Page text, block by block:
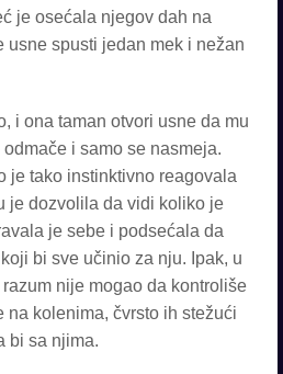
je osećala njegov dah na
usne spusti jedan mek i nežan
i ona taman otvori usne da mu
i samo se nasmeja.
je tako instinktivno reagovala
je dozvolila da vidi koliko je
je sebe i podsećala da
bi sve učinio za nju. Ipak, u
nije mogao da kontroliše
na kolenima, čvrsto ih stežući
bi sa njima.